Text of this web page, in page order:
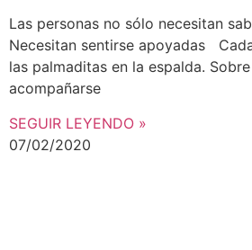
Las personas no sólo necesitan
Necesitan sentirse apoyadas
las palmaditas en la espalda.
acompañarse
SEGUIR LEYENDO »
07/02/2020